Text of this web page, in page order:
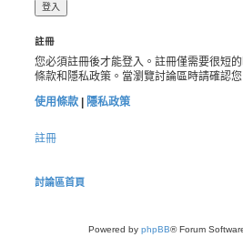
註冊
您必須註冊後才能登入。註冊僅需要很短
條款和隱私政策。當瀏覽討論區時請確認
使用條款
隱私政策
註冊
討論區首頁
Powered by phpBB® Forum